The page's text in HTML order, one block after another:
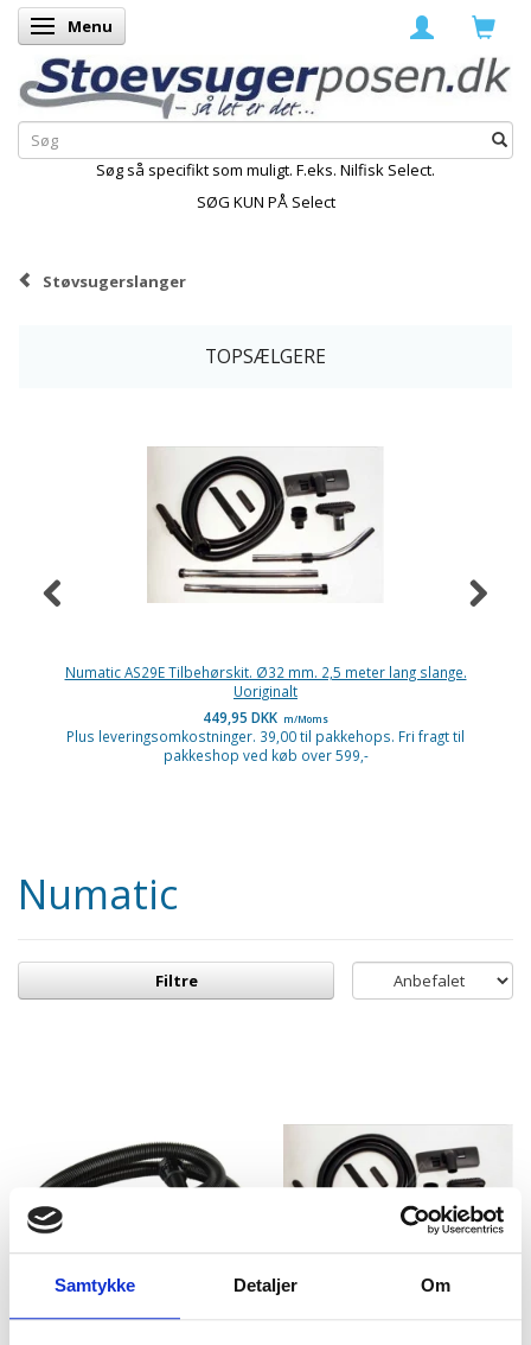
Samtykke Detaljer Om
Skifte navigation
Menu
Søg så specifikt som muligt. F.eks. Nilfisk Select.
SØG KUN PÅ Select
Støvsugerslanger
TOPSÆLGERE
Numatic AS29E Tilbehørskit. Ø32 mm. 2,5 meter lang slange.
Uoriginalt
449,95 DKK m/Moms
Plus leveringsomkostninger. 39,00 til pakkehops. Fri fragt til
pakkeshop ved køb over 599,-
Numatic
Filtre